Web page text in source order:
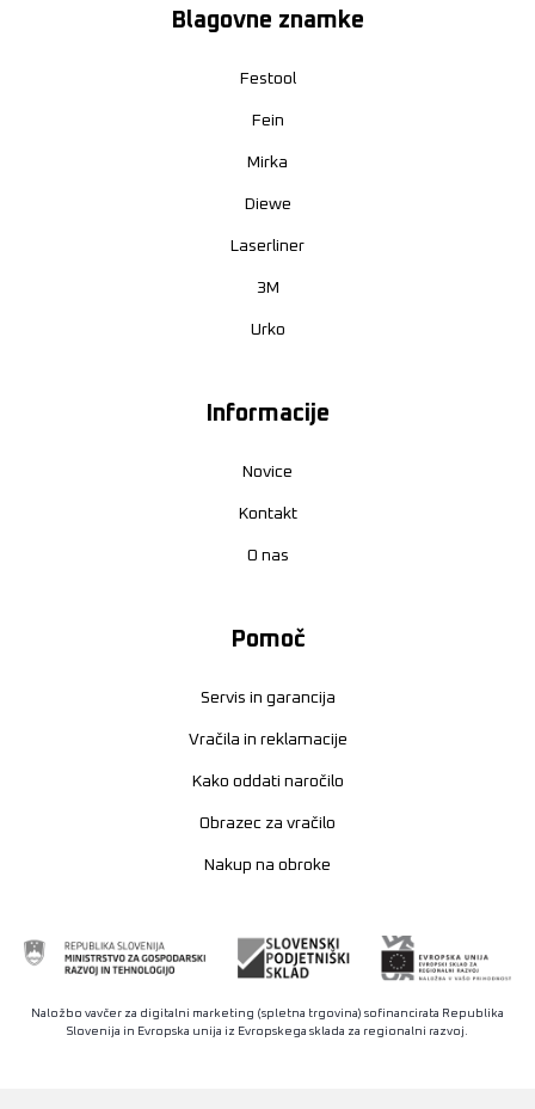
Blagovne znamke
Festool
Fein
Mirka
Diewe
Laserliner
3M
Urko
Informacije
Novice
Kontakt
O nas
Pomoč
Servis in garancija
Vračila in reklamacije
Kako oddati naročilo
Obrazec za vračilo
Nakup na obroke
Naložbo vavčer za digitalni marketing (spletna trgovina) sofinancirata Republika
Slovenija in Evropska unija iz Evropskega sklada za regionalni razvoj.